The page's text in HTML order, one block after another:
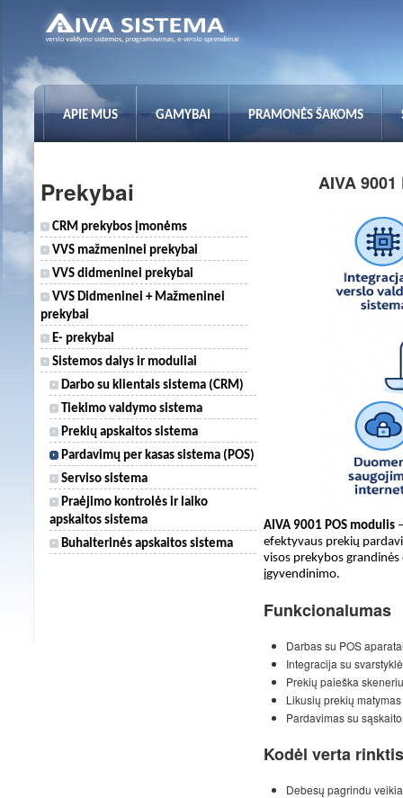
APIE MUS GAMYBAI PRAMONĖS ŠAKOMS
Prekybai
CRM prekybos įmonėms
VVS mažmeninei prekybai
VVS didmeninei prekybai
VVS Didmeninei + Mažmeninei
prekybai
E- prekybai
Sistemos dalys ir moduliai
Darbo su klientais sistema (CRM)
Tiekimo valdymo sistema
Prekių apskaitos sistema
Pardavimų per kasas sistema (POS)
Serviso sistema
Praėjimo kontrolės ir laiko
apskaitos sistema
Buhalterinės apskaitos sistema
AIVA
AIVA 9001 POS modulis
efektyvaus prekių
visos prekybos
įgyvendinimo.
Funkcionalumas
Darbas su POS
Integracija su
Prekių paieška
Likusių prekių
Pardavimas su
Kodėl verta
Debesų pagrindu